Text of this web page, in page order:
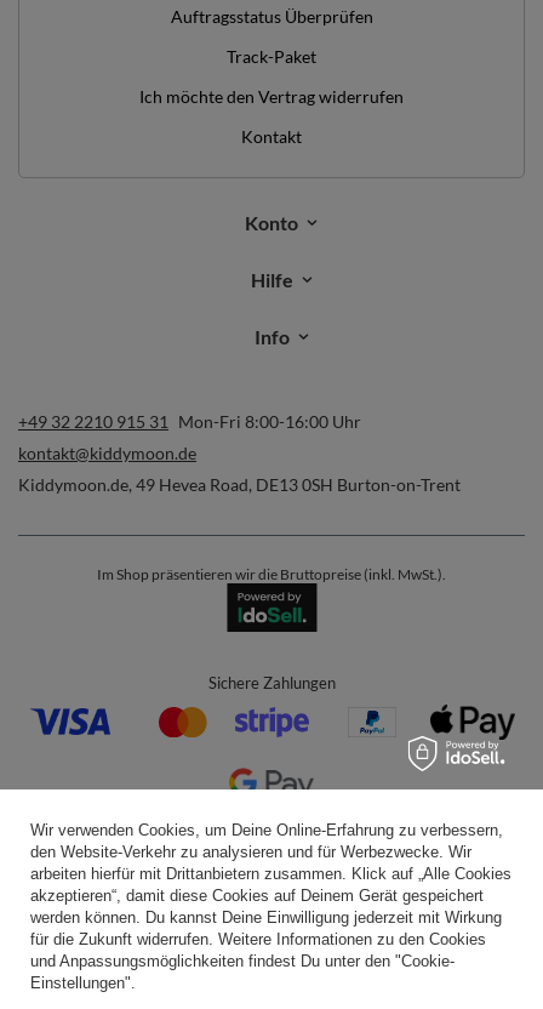
Auftragsstatus Überprüfen
Track-Paket
Ich möchte den Vertrag widerrufen
Kontakt
Konto
Hilfe
Info
+49 32 2210 915 31
Mon-Fri 8:00-16:00 Uhr
kontakt@kiddymoon.de
Kiddymoon.de, 49 Hevea Road, DE13 0SH Burton-on-Trent
Im Shop präsentieren wir die Bruttopreise (inkl. MwSt.).
Sichere Zahlungen
Bequeme Lieferung
Du kannst uns vertrauen
Wir verwenden Cookies, um Deine Online-Erfahrung zu verbessern,
den Website-Verkehr zu analysieren und für Werbezwecke. Wir
arbeiten hierfür mit Drittanbietern zusammen. Klick auf „Alle Cookies
akzeptieren“, damit diese Cookies auf Deinem Gerät gespeichert
werden können. Du kannst Deine Einwilligung jederzeit mit Wirkung
für die Zukunft widerrufen. Weitere Informationen zu den Cookies
und Anpassungsmöglichkeiten findest Du unter den "Cookie-
Einstellungen".